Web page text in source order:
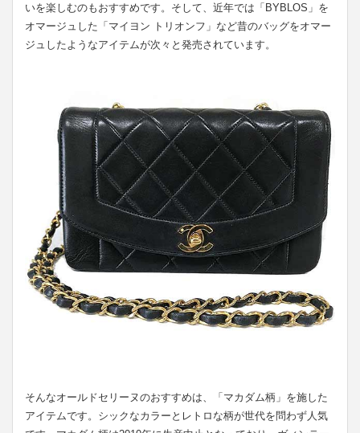
いを楽しむのもおすすめです。そして、近年では「BYBLOS」を
オマージュした「マイヨン トリオンフ」など昔のバッグをオマー
ジュしたようなアイテムが次々と発売されています。
そんなオールドセリーヌのおすすめは、「マカダム柄」を施した
アイテムです。シックなカラーとレトロな柄が世代を問わず人気